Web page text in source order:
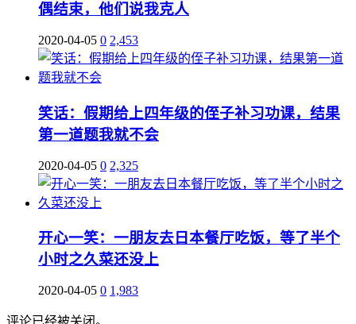
偶结束，他们说我克人
2020-04-05 0 2,453
笑话：假期给上四年级的侄子补习功课，结果
第一道题我就不会
2020-04-05 0 2,325
开心一笑：一朋友去日本餐厅吃饭，等了半个
小时之久菜还没上
2020-04-05 0 1,983
评论已经被关闭。